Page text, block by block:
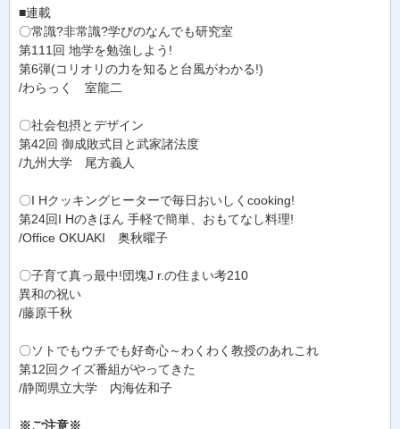
■連載
〇常識?非常識?学びのなんでも研究室
第111回 地学を勉強しよう!
第6弾(コリオリの力を知ると台風がわかる!)
/わらっく 室龍二
〇社会包摂とデザイン
第42回 御成敗式目と武家諸法度
/九州大学 尾方義人
〇I Hクッキングヒーターで毎日おいしくcooking!
第24回I Hのきほん 手軽で簡単、おもてなし料理!
/Office OKUAKI 奥秋曜子
〇子育て真っ最中!団塊J r.の住まい考210
異和の祝い
/藤原千秋
〇ソトでもウチでも好奇心～わくわく教授のあれこれ
第12回クイズ番組がやってきた
/静岡県立大学 内海佐和子
※ご注意※